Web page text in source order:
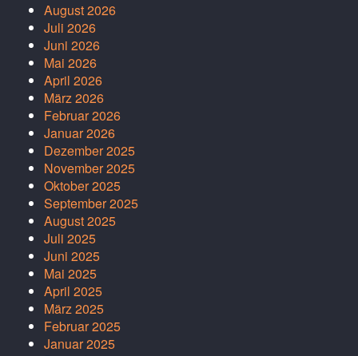
August 2026
Juli 2026
Juni 2026
Mai 2026
April 2026
März 2026
Februar 2026
Januar 2026
Dezember 2025
November 2025
Oktober 2025
September 2025
August 2025
Juli 2025
Juni 2025
Mai 2025
April 2025
März 2025
Februar 2025
Januar 2025